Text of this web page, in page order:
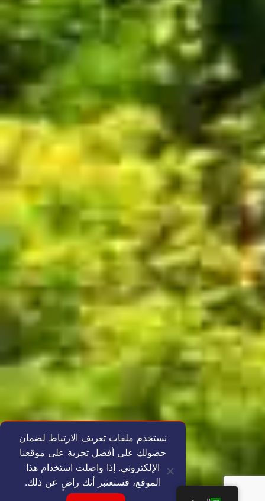
نستخدم ملفات تعريف الارتباط لضمان
حصولك على أفضل تجربة على موقعنا
الإلكتروني. إذا واصلت استخدام هذا
الموقع، فسنعتبر أنك راضٍ عن ذلك.